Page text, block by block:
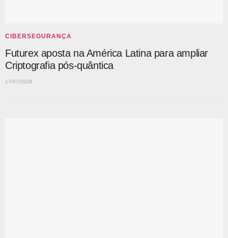
CIBERSEGURANÇA
Futurex aposta na América Latina para ampliar
Criptografia pós-quântica
17/07/2026